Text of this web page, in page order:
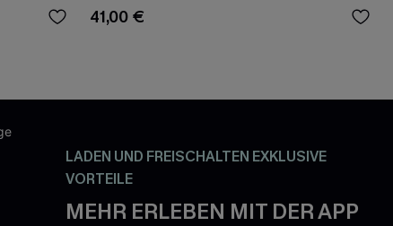
41,00 €
LADEN UND FREISCHALTEN EXKLUSIVE
VORTEILE
MEHR ERLEBEN MIT DER APP